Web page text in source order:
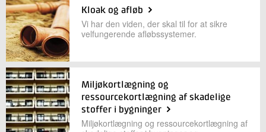
Kloak og afløb
Vi har den viden, der skal til for at sikre
velfungerende afløbssystemer.
Miljøkortlægning og
ressourcekortlægning af skadelige
stoffer i bygninger
Miljøkortlægning og ressourcekortlægning af